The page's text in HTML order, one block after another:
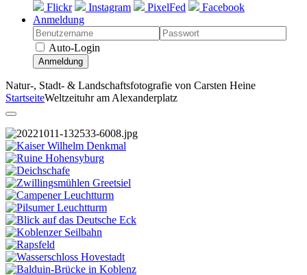
Flickr
Instagram PixelFed
Facebook
Anmeldung
Auto-Login
Anmeldung
Natur-, Stadt- & Landschaftsfotografie von Carsten Heine
StartseiteWeltzeituhr am Alexanderplatz